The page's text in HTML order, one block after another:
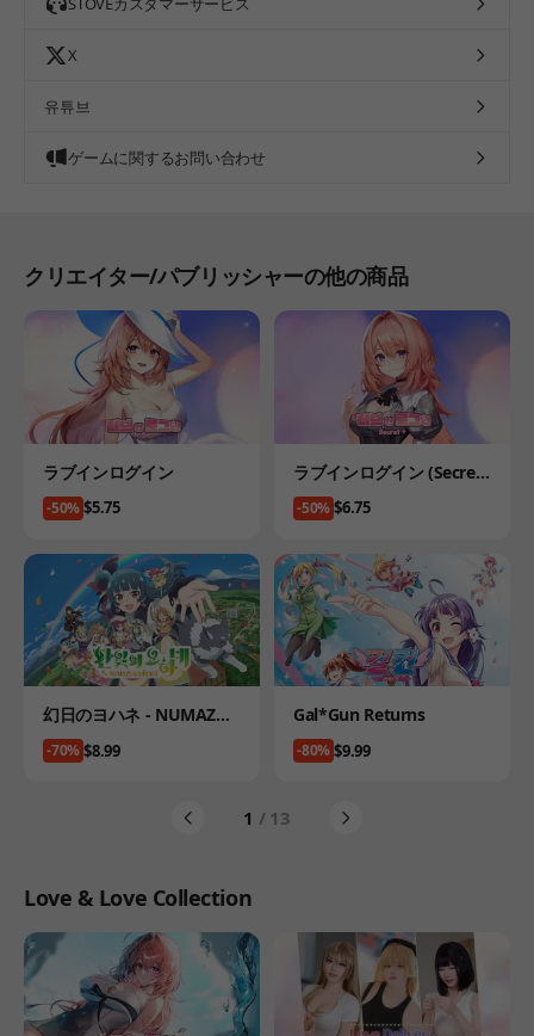
X
유튜브
ゲームに関するお問い合わせ
クリエイター/パブリッシャーの他の商品
Product
ラブインログイン
-50%Price
$5.75
Product
ラブインログイン (Secret
Plus)
-50%Price
$6.75
Product
幻日のヨハネ - NUMAZU i
n the MIRAGE -
-70%Price
$8.99
Product
Gal*Gun Returns
-80%Price
$9.99
1 / 13
Love & Love Collection